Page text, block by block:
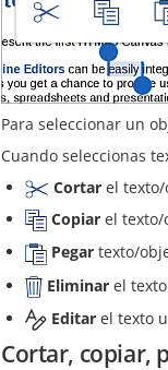
Para seleccionar un
Cuando seleccionas
Cortar el texto/
Copiar el texto/
Pegar texto/
Eliminar el
Editar el texto
Cortar, copiar,